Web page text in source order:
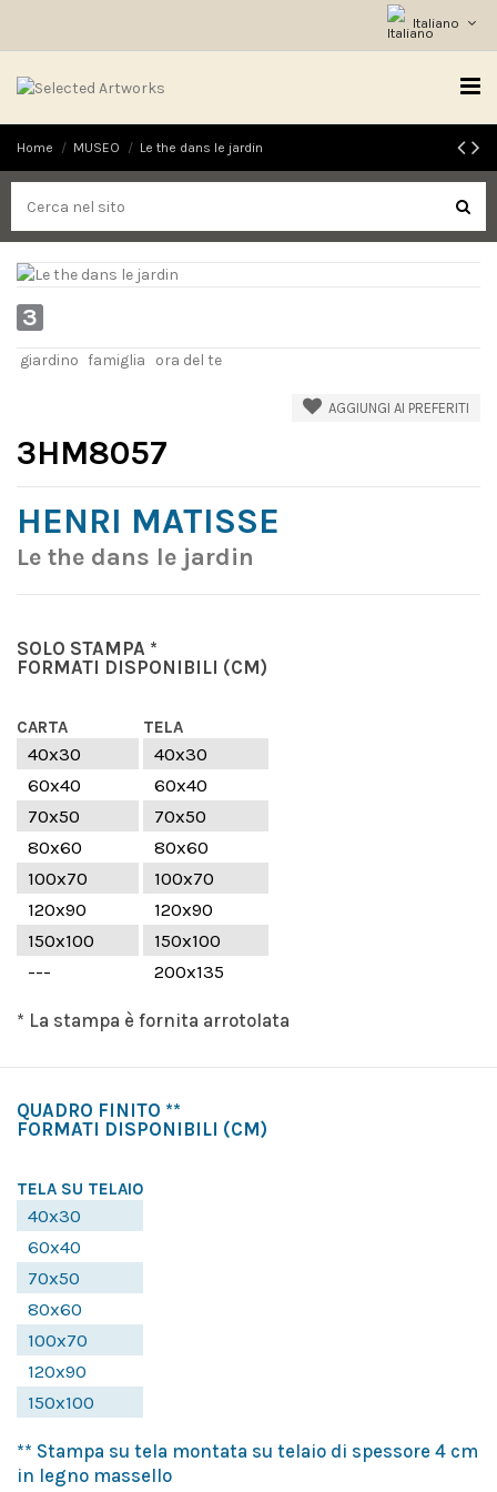
Italiano
Home MUSEO Le the dans le jardin
3
giardino famiglia ora del te
AGGIUNGI AI PREFERITI
3HM8057
HENRI MATISSE
Le the dans le jardin
SOLO STAMPA *
FORMATI DISPONIBILI (CM)
CARTA TELA
40x30
40x30
60x40
60x40
70x50
70x50
80x60
80x60
100x70
100x70
120x90
120x90
150x100
150x100
---
200x135
* La stampa è fornita arrotolata
QUADRO FINITO **
FORMATI DISPONIBILI (CM)
TELA SU TELAIO
40x30
60x40
70x50
80x60
100x70
120x90
150x100
** Stampa su tela montata su telaio di spessore 4 cm
in legno massello